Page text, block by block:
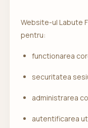
Website-ul Labute
pentru:
functionarea
securitatea
administrarea
autentificarea